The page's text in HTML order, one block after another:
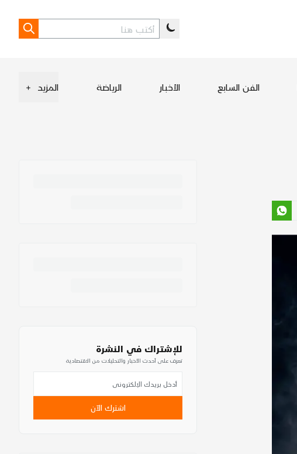
الفن السابع الأخبار الرياضة المزيد +
للإشتراك في النشرة
تعرف على أحدث الأخبار والتحليلات من الاقتصادية
اشترك الآن